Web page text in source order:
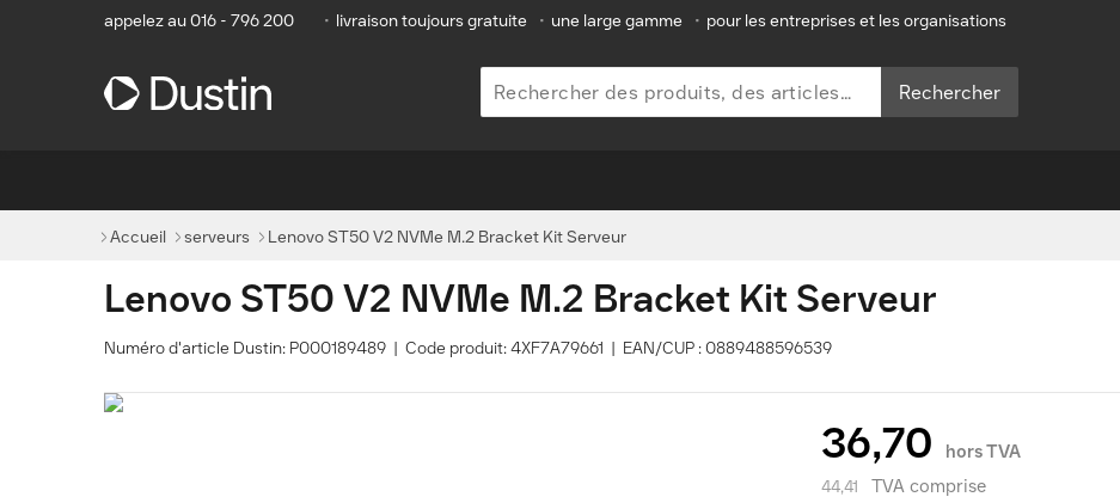
appelez au 016 - 796 200 • livraison toujours gratuite • une large gamme • pour les entreprises et les organisations
Rechercher
Accueil serveurs Lenovo ST50 V2 NVMe M.2 Bracket Kit Serveur
Lenovo ST50 V2 NVMe M.2 Bracket Kit Serveur
Numéro d'article Dustin: P000189489 | Code produit: 4XF7A79661 | EAN/CUP : 0889488596539
36,70 hors TVA
44,41 TVA comprise